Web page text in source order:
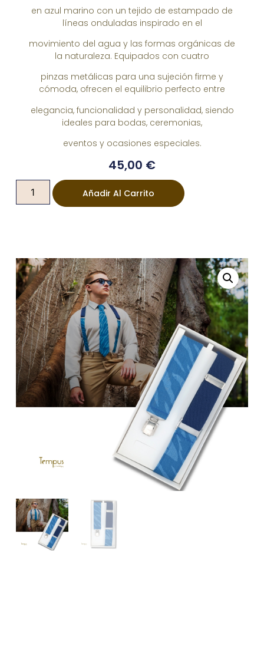
en azul marino con un tejido de estampado de
líneas onduladas inspirado en el
movimiento del agua y las formas orgánicas de
la naturaleza. Equipados con cuatro
pinzas metálicas para una sujeción firme y
cómoda, ofrecen el equilibrio perfecto entre
elegancia, funcionalidad y personalidad, siendo
ideales para bodas, ceremonias,
eventos y ocasiones especiales.
45,00 €
Añadir Al Carrito